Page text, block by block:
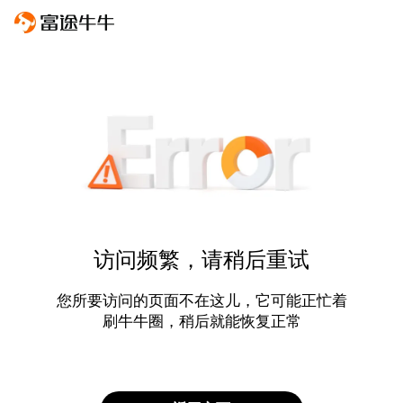
访问频繁，请稍后重试
您所要访问的页面不在这儿，它可能正忙着
刷牛牛圈，稍后就能恢复正常